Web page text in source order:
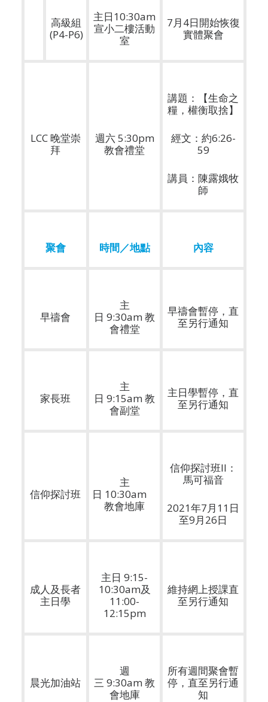
高級組
(P4-P6)
主日10:30am
宣小二樓活動
室
7月4日開始恢復
實體聚會
LCC 晚堂崇
拜
週六 5:30pm
教會禮堂
講題：【生命之
糧，權衡取捨】
經文：約6:26-
59
講員：陳露娥牧
師
聚會 時間／地點 內容
早禱會
主
日 9:30am 教
會禮堂
早禱會暫停，直
至另行通知
家長班
主
日 9:15am 教
會副堂
主日學暫停，直
至另行通知
信仰探討班
主
日 10:30am
教會地庫
信仰探討班II：
馬可福音
2021年7月11日
至9月26日
成人及長者
主日學
主日 9:15-
10:30am及
11:00-
12:15pm
維持網上授課直
至另行通知
晨光加油站
週
三 9:30am 教
會地庫
所有週間聚會暫
停，直至另行通
知